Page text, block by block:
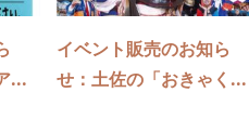
...
イベント販売のお知ら
せ：土佐の「おきゃく...